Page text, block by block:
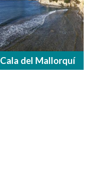
Cala del Mallorquí